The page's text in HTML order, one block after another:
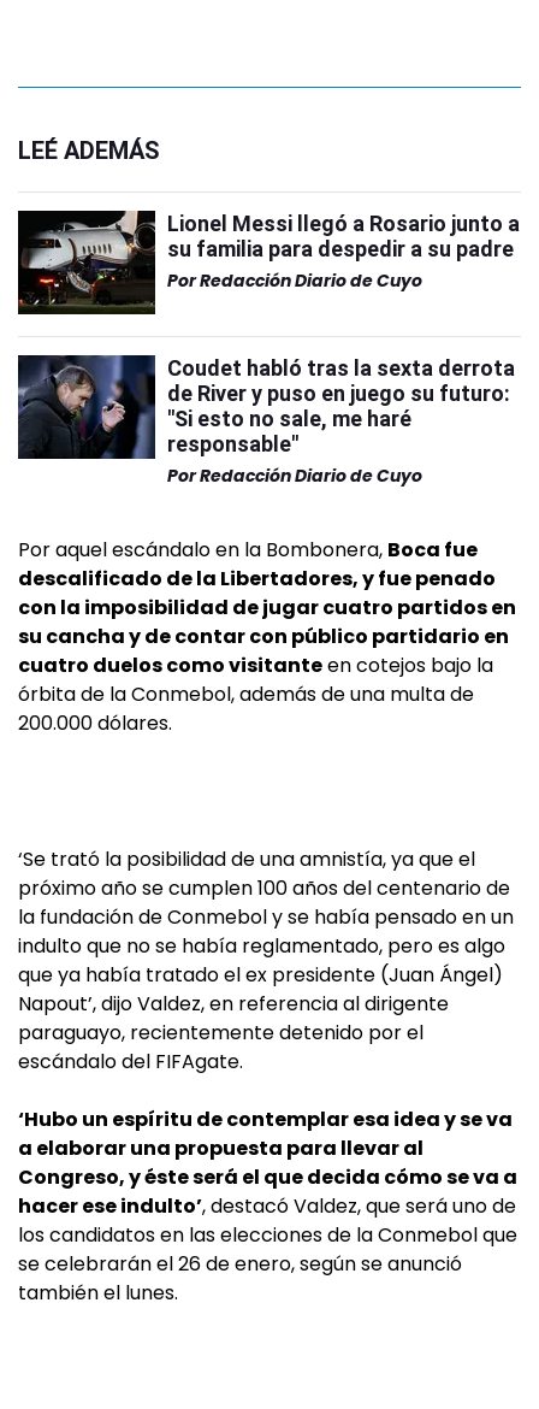
LEÉ ADEMÁS
Lionel Messi llegó a Rosario junto a
su familia para despedir a su padre
PorRedacción Diario de Cuyo
Coudet habló tras la sexta derrota
de River y puso en juego su futuro:
"Si esto no sale, me haré
responsable"
PorRedacción Diario de Cuyo
Por aquel escándalo en la Bombonera, Boca fue
descalificado de la Libertadores, y fue penado
con la imposibilidad de jugar cuatro partidos en
su cancha y de contar con público partidario en
cuatro duelos como visitanteen cotejos bajo la
órbita de la Conmebol, además de una multa de
200.000 dólares.
‘Se trató la posibilidad de una amnistía, ya que el
próximo año se cumplen 100 años del centenario de
la fundación de Conmebol y se había pensado en un
indulto que no se había reglamentado, pero es algo
que ya había tratado el ex presidente (Juan Ángel)
Napout’, dijo Valdez, en referencia al dirigente
paraguayo, recientemente detenido por el
escándalo del FIFAgate.
‘Hubo un espíritu de contemplar esa idea y se va
a elaborar una propuesta para llevar al
Congreso, y éste será el que decida cómo se va a
hacer ese indulto’, destacó Valdez, que será uno de
los candidatos en las elecciones de la Conmebol que
se celebrarán el 26 de enero, según se anunció
también el lunes.